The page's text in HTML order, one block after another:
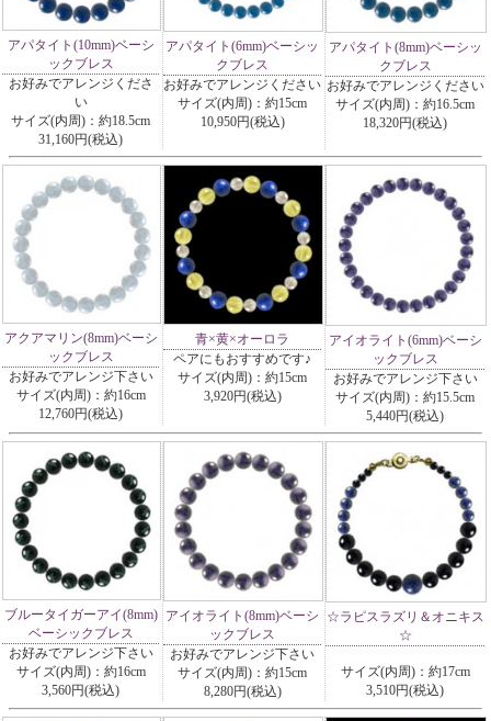
アパタイト(10mm)ベーシ
ックブレス
お好みでアレンジくださ
い
サイズ(内周)：約18.5cm
31,160円(税込)
アパタイト(6mm)ベーシッ
クブレス
お好みでアレンジください
サイズ(内周)：約15cm
10,950円(税込)
アパタイト(8mm)ベーシッ
クブレス
お好みでアレンジください
サイズ(内周)：約16.5cm
18,320円(税込)
アクアマリン(8mm)ベーシ
ックブレス
お好みでアレンジ下さい
サイズ(内周)：約16cm
12,760円(税込)
青×黄×オーロラ
ペアにもおすすめです♪
サイズ(内周)：約15cm
3,920円(税込)
アイオライト(6mm)ベーシ
ックブレス
お好みでアレンジ下さい
サイズ(内周)：約15.5cm
5,440円(税込)
ブルータイガーアイ(8mm)
ベーシックブレス
お好みでアレンジ下さい
サイズ(内周)：約16cm
3,560円(税込)
アイオライト(8mm)ベーシ
ックブレス
お好みでアレンジ下さい
サイズ(内周)：約15cm
8,280円(税込)
☆ラピスラズリ＆オニキス
☆
サイズ(内周)：約17cm
3,510円(税込)